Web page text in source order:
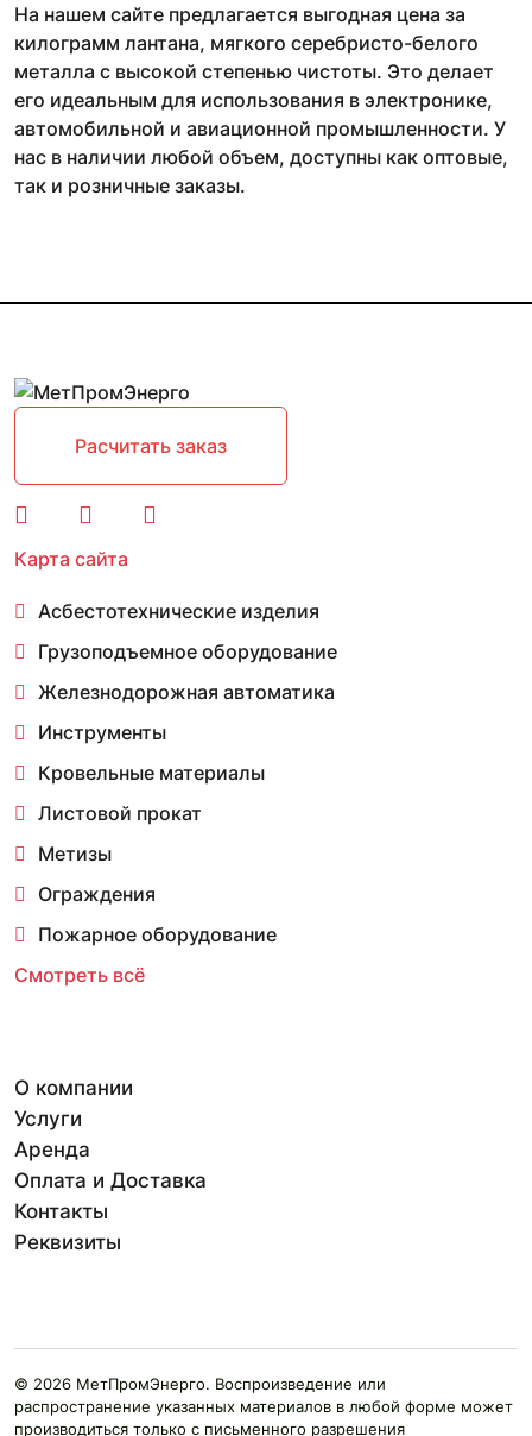
На нашем сайте предлагается выгодная цена за
килограмм лантана, мягкого серебристо-белого
металла с высокой степенью чистоты. Это делает
его идеальным для использования в электронике,
автомобильной и авиационной промышленности. У
нас в наличии любой объем, доступны как оптовые,
так и розничные заказы.
Расчитать заказ
Карта сайта
Асбестотехнические изделия
Грузоподъемное оборудование
Железнодорожная автоматика
Инструменты
Кровельные материалы
Листовой прокат
Метизы
Ограждения
Пожарное оборудование
Смотреть всё
О компании
Услуги
Аренда
Оплата и Доставка
Контакты
Реквизиты
© 2026 МетПромЭнерго. Воспроизведение или
распространение указанных материалов в любой форме может
производиться только с письменного разрешения